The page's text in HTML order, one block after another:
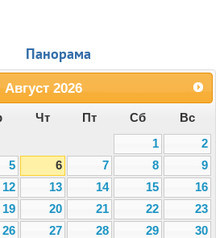
Панорама
Август 2026
Чт Пт Сб
Вс
1
2
5 6 7 8
9
12 13 14 15
16
19 20 21 22
23
26 27 28 29
30